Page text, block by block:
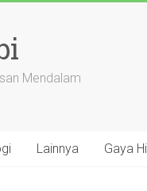
Mendalam
Lainnya Gaya